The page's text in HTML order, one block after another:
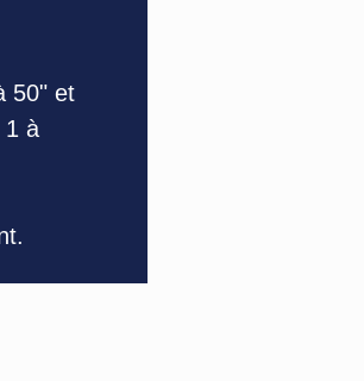
50" et
1 à